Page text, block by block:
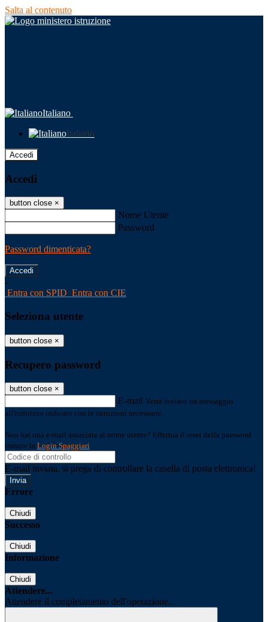
Salta al contenuto
Italiano
Italiano
Accedi
Accedi
button close ×
Nome Utente
Password
Password dimenticata?
-
Entra con SPID Entra con CIE
Seleziona utente
button close ×
Recupero password
button close ×
E-mail Verrà inviato un messaggio
all'indirizzo indicato con le istruzioni necessarie.
Non hai una e-mail associata al nome utente? Effettua il reset della password
tramite la Login Spaggiari
E-mail inviata, si prega di controllare la casella di posta elettronica!
Errore
Chiudi
Successo
Chiudi
Informazione
Chiudi
Attendere...
Attendere il completamento dell'operazione...